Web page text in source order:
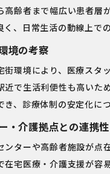
高齢者まで幅広い患者層
、日常生活の動線上で
境の考察
街環境により、医療スタ
近で生活利便性も高いた
、診療体制の安定化につ
・介護拠点との連携性
ンターや高齢者施設が点
在宅医療・介護支援が容